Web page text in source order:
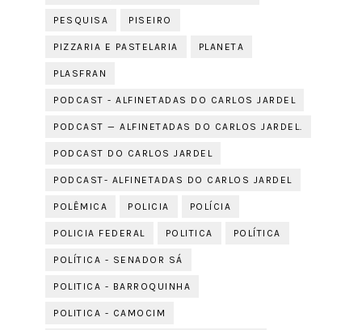
PESQUISA PISEIRO
PIZZARIA E PASTELARIA PLANETA
PLASFRAN
PODCAST - ALFINETADAS DO CARLOS JARDEL
PODCAST — ALFINETADAS DO CARLOS JARDEL.
PODCAST DO CARLOS JARDEL
PODCAST- ALFINETADAS DO CARLOS JARDEL
POLÊMICA POLICIA POLÍCIA
POLICIA FEDERAL POLITICA POLÍTICA
POLÍTICA - SENADOR SÁ
POLITICA - BARROQUINHA
POLITICA - CAMOCIM